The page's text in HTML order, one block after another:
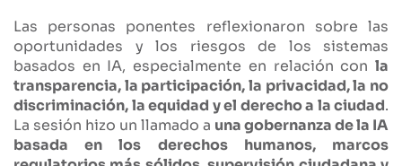
Las personas ponentes reflexionaron sobre las
oportunidades y los riesgos de los sistemas
basados en IA, especialmente en relación con la
transparencia, la participación, la privacidad, la no
discriminación, la equidad y el derecho a la ciudad.
La sesión hizo un llamado a una gobernanza de la IA
basada en los derechos humanos, marcos